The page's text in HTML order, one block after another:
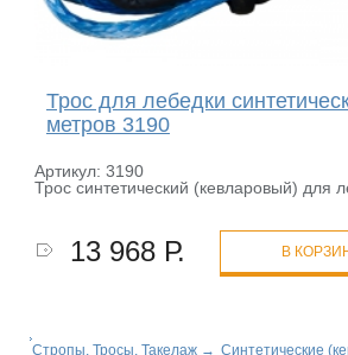
Трос для лебедки
метров 3190
Артикул: 3190
Трос синтетический (кевларовый) для
13 968 Р. В
Стропы, Тросы, Такелаж → Синтетические